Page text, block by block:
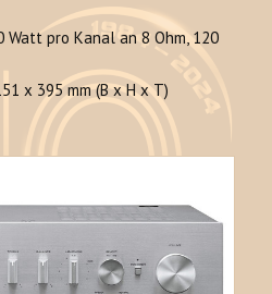
pro Kanal an 8 Ohm, 120
x 395 mm (B x H x T)